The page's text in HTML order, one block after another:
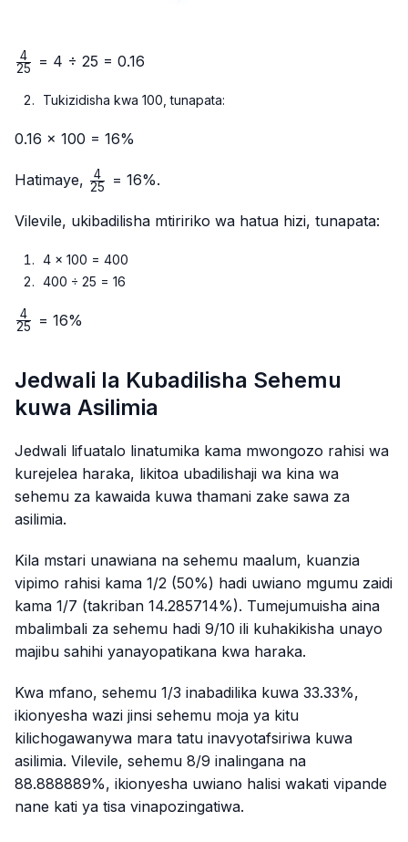
\frac{4}
25
4 = 4 ÷ 25 = 0.16
Tukizidisha kwa 100, tunapata:
0.16 × 100 = 16%
Hatimaye, \frac{4}
25
4 = 16%.
Vilevile, ukibadilisha mtiririko wa hatua hizi, tunapata:
4 × 100 = 400
400 ÷ 25 = 16
\frac{4}
25
4 = 16%
Jedwali la Kubadilisha Sehemu
kuwa Asilimia
Jedwali lifuatalo linatumika kama mwongozo rahisi wa
kurejelea haraka, likitoa ubadilishaji wa kina wa
sehemu za kawaida kuwa thamani zake sawa za
asilimia.
Kila mstari unawiana na sehemu maalum, kuanzia
vipimo rahisi kama 1/2 (50%) hadi uwiano mgumu zaidi
kama 1/7 (takriban 14.285714%). Tumejumuisha aina
mbalimbali za sehemu hadi 9/10 ili kuhakikisha unayo
majibu sahihi yanayopatikana kwa haraka.
Kwa mfano, sehemu 1/3 inabadilika kuwa 33.33%,
ikionyesha wazi jinsi sehemu moja ya kitu
kilichogawanywa mara tatu inavyotafsiriwa kuwa
asilimia. Vilevile, sehemu 8/9 inalingana na
88.888889%, ikionyesha uwiano halisi wakati vipande
nane kati ya tisa vinapozingatiwa.